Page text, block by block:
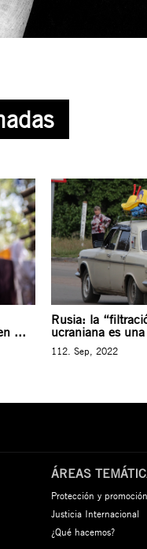
...
Rusia: la
ucraniana es
112. Sep, 2022
ÁREAS
Protección y
Justicia Internacional
¿Qué hacemos?